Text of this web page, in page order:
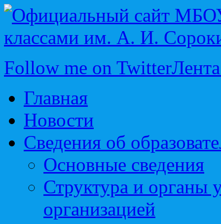
Follow me on Twitter
Главная
Новости
Сведения об
Основные сведения
Структура и органы
организацией